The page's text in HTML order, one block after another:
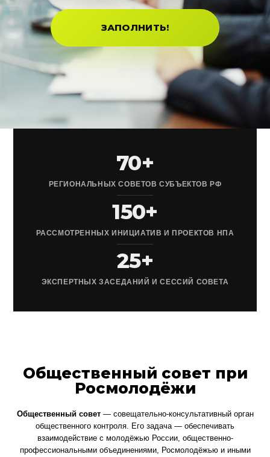
ЗАПОЛНИТЬ!
70+
РЕГИОНАЛЬНЫХ СОВЕТОВ СУБЪЕКТОВ РФ
150+
РАССМОТРЕННЫХ ИНИЦИАТИВ И ПРОЕКТОВ НПА
25+
ЭКСПЕРТНЫХ ЗАСЕДАНИЙ И СЕССИЙ СОВЕТА
Общественный совет при
Росмолодёжи
Общественный совет— совещательно-консультативный орган
общественного контроля. Его задача — обеспечивать
взаимодействие с молодёжью России, общественно-
профессиональными объединениями, Росмолодёжью и иными